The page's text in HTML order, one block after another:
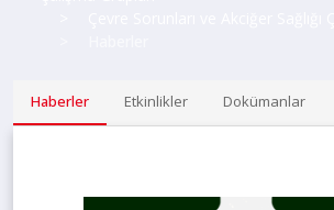
Haberler Etkinlikler Dokümanlar